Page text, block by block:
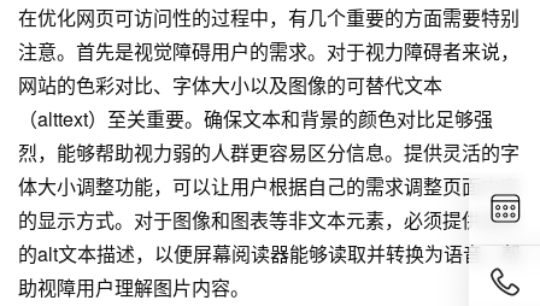
在优化网页可访问性的过程中，有几个重要的方面需要特别
注意。首先是视觉障碍用户的需求。对于视力障碍者来说，
网站的色彩对比、字体大小以及图像的可替代文本
（alttext）至关重要。确保文本和背景的颜色对比足够强
烈，能够帮助视力弱的人群更容易区分信息。提供灵活的字
体大小调整功能，可以让用户根据自己的需求调整页面内容
的显示方式。对于图像和图表等非文本元素，必须提供清晰
的alt文本描述，以便屏幕阅读器能够读取并转换为语音，帮
助视障用户理解图片内容。